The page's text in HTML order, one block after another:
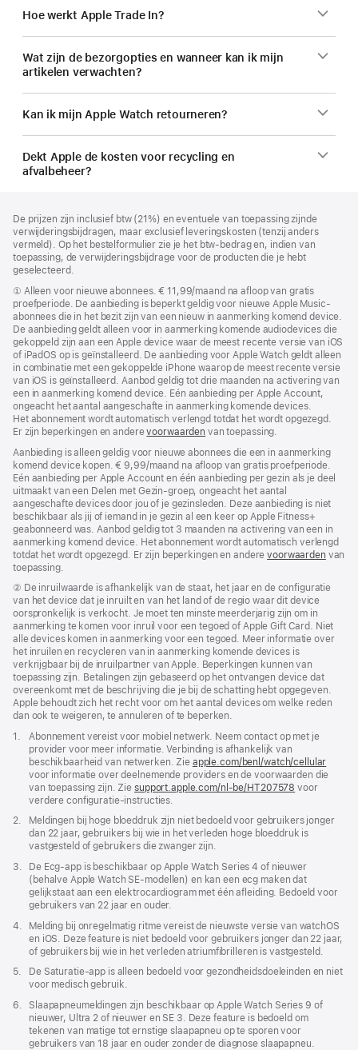
Hoe werkt Apple Trade In?
Wat zijn de bezorgopties en wanneer kan ik mijn
artikelen verwachten?
Kan ik mijn Apple Watch retourneren?
Dekt Apple de kosten voor recycling en
afvalbeheer?
De prijzen zijn inclusief btw (21%) en eventuele van toepassing zijnde
verwijderingsbijdragen, maar exclusief leveringskosten (tenzij anders
vermeld). Op het bestelformulier zie je het btw-bedrag en, indien van
toepassing, de verwijderingsbijdrage voor de producten die je hebt
geselecteerd.
Voetnoot
① Alleen voor nieuwe abonnees. € 11,99/maand na afloop van gratis
proefperiode. De aanbieding is beperkt geldig voor nieuwe Apple Music-
abonnees die in het bezit zijn van een nieuw in aanmerking komend device.
De aanbieding geldt alleen voor in aanmerking komende audiodevices die
gekoppeld zijn aan een Apple device waar de meest recente versie van iOS
of iPadOS op is geïnstalleerd. De aanbieding voor Apple Watch geldt alleen
in combinatie met een gekoppelde iPhone waarop de meest recente versie
van iOS is geïnstalleerd. Aanbod geldig tot drie maanden na activering van
een in aanmerking komend device. Eén aanbieding per Apple Account,
ongeacht het aantal aangeschafte in aanmerking komende devices.
Het abonnement wordt automatisch verlengd totdat het wordt opgezegd.
Er zijn beperkingen en anderevoorwaarden van toepassing.
Aanbieding is alleen geldig voor nieuwe abonnees die een in aanmerking
komend device kopen. € 9,99/maand na afloop van gratis proefperiode.
Eén aanbieding per Apple Account en één aanbieding per gezin als je deel
uitmaakt van een Delen met Gezin-groep, ongeacht het aantal
aangeschafte devices door jou of je gezinsleden. Deze aanbieding is niet
beschikbaar als jij of iemand in je gezin al een keer op Apple Fitness+
geabonneerd was. Aanbod geldig tot 3 maanden na activering van een in
aanmerking komend device. Het abonnement wordt automatisch verlengd
totdat het wordt opgezegd. Er zijn beperkingen en anderevoorwaarden van
toepassing.
Voetnoot
② De inruilwaarde is afhankelijk van de staat, het jaar en de configuratie
van het device dat je inruilt en van het land of de regio waar dit device
oorspronkelijk is verkocht. Je moet ten minste meerderjarig zijn om in
aanmerking te komen voor inruil voor een tegoed of Apple Gift Card. Niet
alle devices komen in aanmerking voor een tegoed. Meer informatie over
het inruilen en recycleren van in aanmerking komende devices is
verkrijgbaar bij de inruilpartner van Apple. Beperkingen kunnen van
toepassing zijn. Betalingen zijn gebaseerd op het ontvangen device dat
overeenkomt met de beschrijving die je bij de schatting hebt opgegeven.
Apple behoudt zich het recht voor om het aantal devices om welke reden
dan ook te weigeren, te annuleren of te beperken.
Voetnoot
1.
Abonnement vereist voor mobiel netwerk. Neem contact op met je
provider voor meer informatie. Verbinding is afhankelijk van
beschikbaarheid van netwerken. Zie apple.com/benl/watch/cellular
voor informatie over deelnemende providers en de voorwaarden die
van toepassing zijn. Zie support.apple.com/nl-be/HT207578 (Wordt
nieuw
venster
geopend)
voor
verdere configuratie-instructies.
Voetnoot
2.
Meldingen bij hoge bloeddruk zijn niet bedoeld voor gebruikers jonger
dan 22 jaar, gebruikers bij wie in het verleden hoge bloeddruk is
vastgesteld of gebruikers die zwanger zijn.
Voetnoot
3.
De Ecg-app is beschikbaar op Apple Watch Series 4 of nieuwer
(behalve Apple Watch SE-modellen) en kan een ecg maken dat
gelijkstaat aan een elektro­cardiogram met één afleiding. Bedoeld voor
gebruikers van 22 jaar en ouder.
Voetnoot
4.
Melding bij onregelmatig ritme vereist de nieuwste versie van watchOS
en iOS. Deze feature is niet bedoeld voor gebruikers jonger dan 22 jaar,
of gebruikers bij wie in het verleden atriumfibrilleren is vastgesteld.
Voetnoot
5.
De Saturatie-app is alleen bedoeld voor gezondheids­doeleinden en niet
voor medisch gebruik.
Voetnoot
6.
Slaapapneumeldingen zijn beschikbaar op Apple Watch Series 9 of
nieuwer, Ultra 2 of nieuwer en SE 3. Deze feature is bedoeld om
tekenen van matige tot ernstige slaapapneu op te sporen voor
gebruikers van 18 jaar en ouder zonder de diagnose slaapapneu.